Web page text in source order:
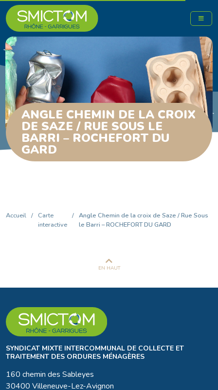
ANGLE CHEMIN DE LA CROIX
DE SAZE / RUE SOUS LE
BARRI – ROCHEFORT DU
GARD
Accueil / Carte
interactive
/ Angle Chemin de la croix de Saze / Rue Sous
le Barri – ROCHEFORT DU GARD
EN HAUT
SYNDICAT MIXTE INTERCOMMUNAL DE COLLECTE ET
TRAITEMENT DES ORDURES MÉNAGÈRES
160 chemin des Sableyes
30400 Villeneuve-Lez-Avignon